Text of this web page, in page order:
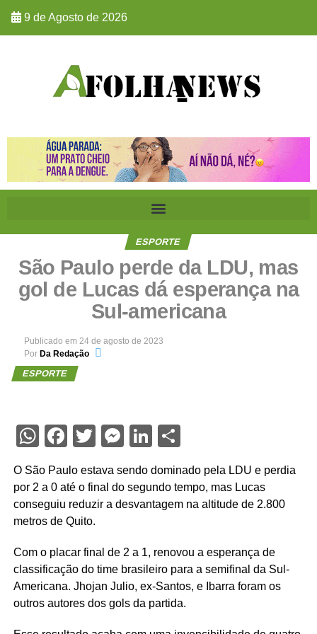
9 de Agosto de 2026
ESPORTE
São Paulo perde da LDU, mas
gol de Lucas dá esperança na
Sul-americana
Publicado em 24 de agosto de 2023
Por Da Redação
ESPORTE
WhatsApp
Facebook
Twitter
Messenger
LinkedIn
Share
O São Paulo estava sendo dominado pela LDU e perdia
por 2 a 0 até o final do segundo tempo, mas Lucas
conseguiu reduzir a desvantagem na altitude de 2.800
metros de Quito.
Com o placar final de 2 a 1, renovou a esperança de
classificação do time brasileiro para a semifinal da Sul-
Americana. Jhojan Julio, ex-Santos, e Ibarra foram os
outros autores dos gols da partida.